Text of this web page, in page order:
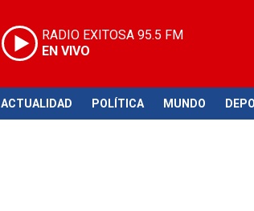
RADIO EXITOSA 95.5 FM
EN VIVO
ACTUALIDAD POLÍTICA MUNDO